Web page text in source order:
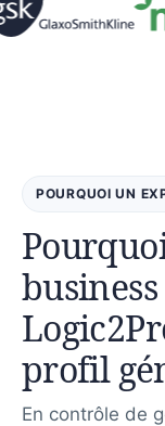
POURQUOI UN
profil
En contrôle de